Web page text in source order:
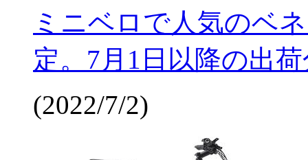
ミニベロで人気のベ
定。7月1日以降の出
(2022/7/2)